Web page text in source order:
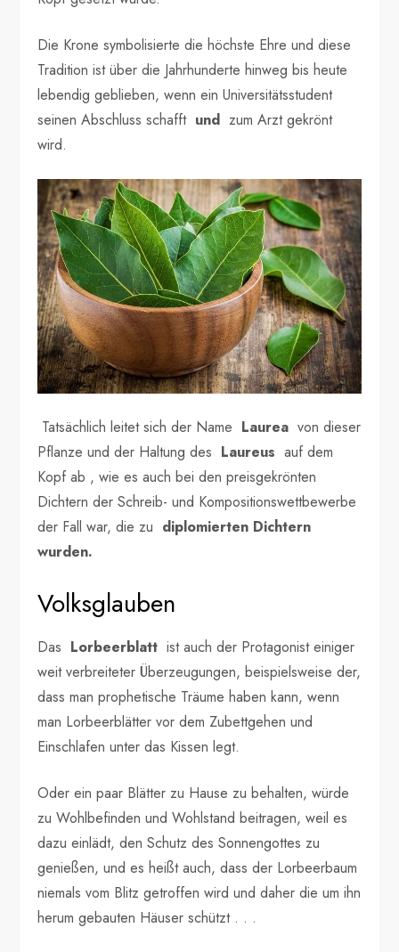
Die Krone symbolisierte die höchste Ehre und diese
Tradition ist über die Jahrhunderte hinweg bis heute
lebendig geblieben, wenn ein Universitätsstudent
seinen Abschluss schafft und zum Arzt gekrönt
wird.
Tatsächlich leitet sich der Name Laurea von dieser
Pflanze und der Haltung des Laureus auf dem
Kopf ab , wie es auch bei den preisgekrönten
Dichtern der Schreib- und Kompositionswettbewerbe
der Fall war, die zu diplomierten Dichtern
wurden.
Volksglauben
Das Lorbeerblatt ist auch der Protagonist einiger
weit verbreiteter Überzeugungen, beispielsweise der,
dass man prophetische Träume haben kann, wenn
man Lorbeerblätter vor dem Zubettgehen und
Einschlafen unter das Kissen legt.
Oder ein paar Blätter zu Hause zu behalten, würde
zu Wohlbefinden und Wohlstand beitragen, weil es
dazu einlädt, den Schutz des Sonnengottes zu
genießen, und es heißt auch, dass der Lorbeerbaum
niemals vom Blitz getroffen wird und daher die um ihn
herum gebauten Häuser schützt . . .